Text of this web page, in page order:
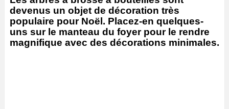
devenus un objet de décoration très
populaire pour Noël. Placez-en quelques-
uns sur le manteau du foyer pour le rendre
magnifique avec des décorations minimales.